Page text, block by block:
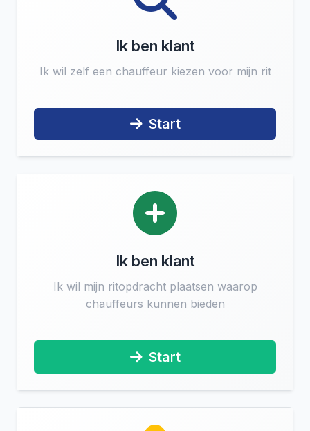
Ik ben klant
Ik wil zelf een chauffeur kiezen voor mijn rit
Start
Ik ben klant
Ik wil mijn ritopdracht plaatsen waarop
chauffeurs kunnen bieden
Start